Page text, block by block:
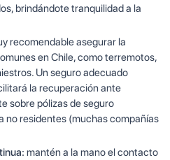
brindándote tranquilidad a la
recomendable asegurar la
en Chile, como terremotos,
Un seguro adecuado
la recuperación ante
sobre pólizas de seguro
no residentes (muchas compañías
mantén a la mano el contacto